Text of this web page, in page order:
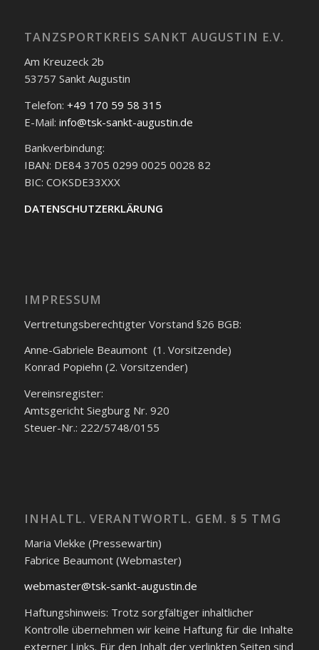
TANZSPORTKREIS SANKT AUGUSTIN E.V.
Am Kreuzeck 2b
53757 Sankt Augustin
Telefon: +49 170 59 58 315
E-Mail: info@tsk-sankt-augustin.de
Bankverbindung:
IBAN: DE84 3705 0299 0025 0028 82
BIC: COKSDE33XXX
DATENSCHUTZERKLÄRUNG
IMPRESSUM
Vertretungsberechtigter Vorstand §26 BGB:
Anne-Gabriele Beaumont (1. Vorsitzende)
Konrad Popiehn (2. Vorsitzender)
Vereinsregister:
Amtsgericht Siegburg Nr. 920
Steuer-Nr.: 222/5748/0155
INHALTL. VERANTWORTL. GEM. § 5 TMG
Maria Vlekke (Pressewartin)
Fabrice Beaumont (Webmaster)
webmaster@tsk-sankt-augustin.de
Haftungshinweis: Trotz sorgfältiger inhaltlicher
Kontrolle übernehmen wir keine Haftung für die Inhalte
externer Links. Für den Inhalt der verlinkten Seiten sind